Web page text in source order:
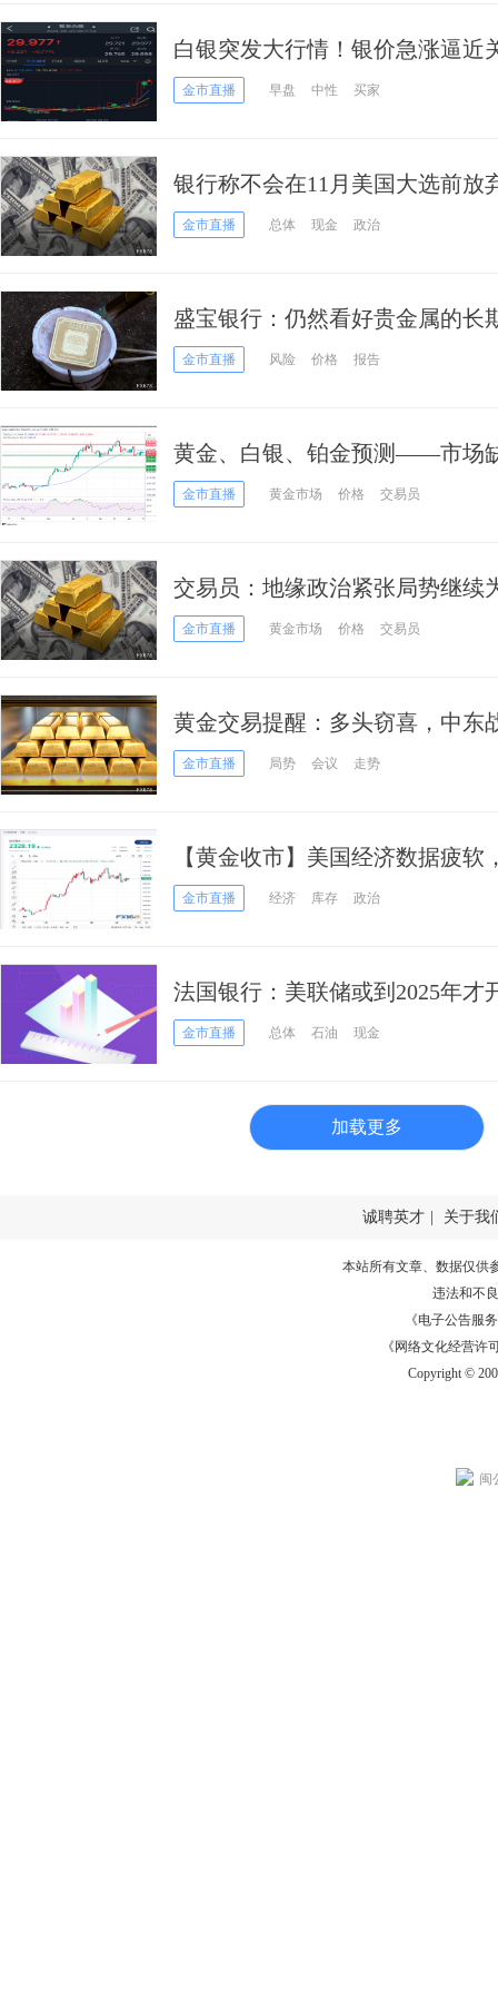
白银突发大行情！银价急涨逼近
最新白银技术分析
金市直播 早盘 中性 买家
银行称不会在11月美国大选前放
金市直播 总体 现金 政治
盛宝银行：仍然看好贵金属的长
金市直播 风险 价格 报告
黄金、白银、铂金预测——市场
缓，白银上涨明显，铂金继续反
金市直播 黄金市场 价格 交易员
交易员：地缘政治紧张局势继续
金市直播 黄金市场 价格 交易员
黄金交易提醒：多头窃喜，中东
数据和英国央行决议
金市直播 局势 会议 走势
【黄金收市】美国经济数据疲
小幅下滑
金市直播 经济 库存 政治
法国银行：美联储或到2025年才
不要减持黄金
金市直播 总体 石油 现金
加载更多
诚聘英才 关于我
本站所有文章、数据仅供
违法和不
《电子公告服务
《网络文化经营许
Copyright ©
闽